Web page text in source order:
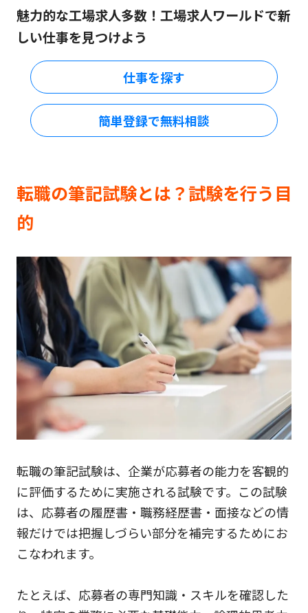
魅力的な工場求人多数！工場求人ワールドで新
しい仕事を見つけよう
仕事を探す
簡単登録で無料相談
転職の筆記試験とは？試験を行う目
的
転職の筆記試験は、企業が応募者の能力を客観的
に評価するために実施される試験です。この試験
は、応募者の履歴書・職務経歴書・面接などの情
報だけでは把握しづらい部分を補完するためにお
こなわれます。
たとえば、応募者の専門知識・スキルを確認した